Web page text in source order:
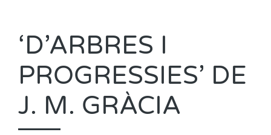
‘D’ARBRES I
PROGRESSIES’ DE
J. M. GRÀCIA